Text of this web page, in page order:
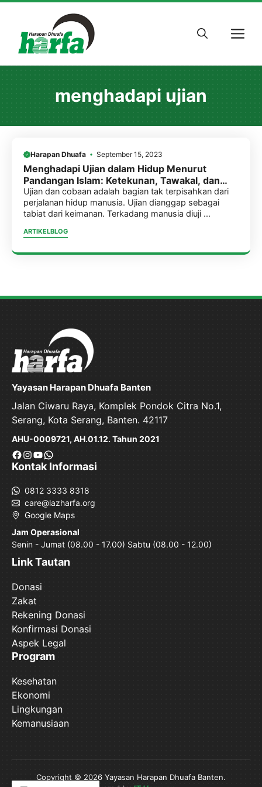
content
menghadapi ujian
Harapan Dhuafa September 15, 2023
Menghadapi Ujian dalam Hidup Menurut
Pandangan Islam: Ketekunan, Tawakal, dan
Sabar
Ujian dan cobaan adalah bagian tak terpisahkan dari
perjalanan hidup manusia. Ujian dianggap sebagai
tabiat dari keimanan. Terkadang manusia diuji ...
ARTIKELBLOG
Yayasan Harapan Dhuafa Banten
Jalan Ciwaru Raya, Komplek Pondok Citra No.1,
Serang, Kota Serang, Banten. 42117
AHU-0009721, AH.01.12. Tahun 2021
Facebook
Instagram
YouTube
WhatsApp
Kontak Informasi
0812 3333 8318
care@lazharfa.org
Google Maps
Jam Operasional
Senin - Jumat (08.00 - 17.00) Sabtu (08.00 - 12.00)
Link Tautan
Donasi
Zakat
Rekening Donasi
Konfirmasi Donasi
Aspek Legal
Program
Kesehatan
Ekonomi
Lingkungan
Kemanusiaan
Copyright © 2026 Yayasan Harapan Dhuafa Banten.